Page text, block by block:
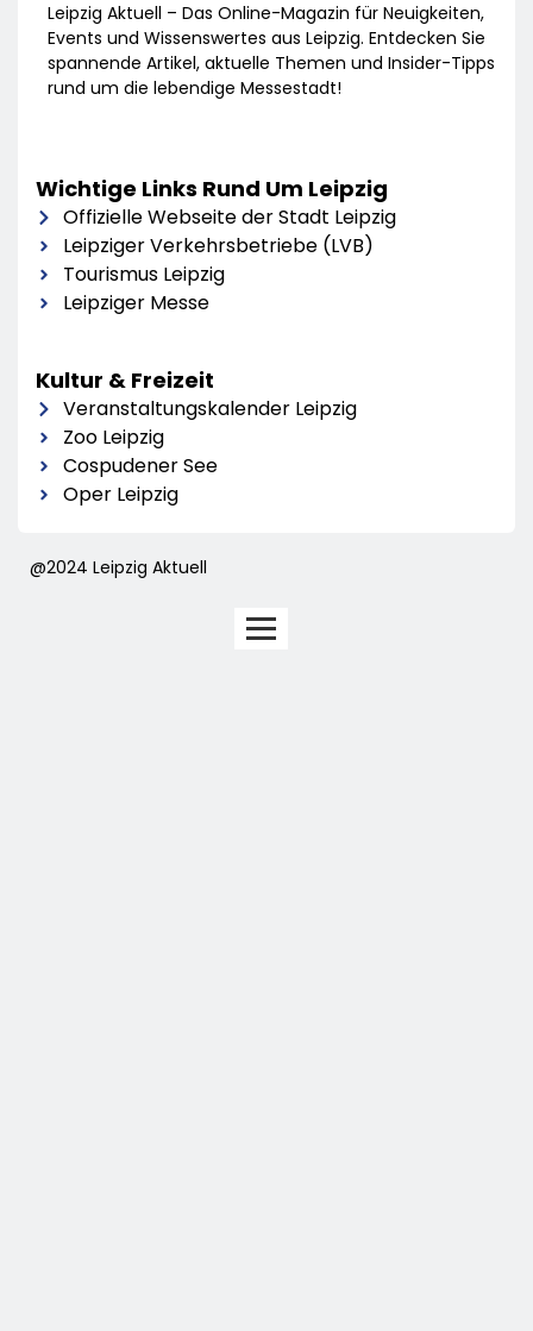
Leipzig Aktuell – Das Online-Magazin für Neuigkeiten,
Events und Wissenswertes aus Leipzig. Entdecken Sie
spannende Artikel, aktuelle Themen und Insider-Tipps
rund um die lebendige Messestadt!
Wichtige Links Rund Um Leipzig
Offizielle Webseite der Stadt Leipzig
Leipziger Verkehrsbetriebe (LVB)
Tourismus Leipzig
Leipziger Messe
Kultur & Freizeit
Veranstaltungskalender Leipzig
Zoo Leipzig
Cospudener See
Oper Leipzig
@2024 Leipzig Aktuell